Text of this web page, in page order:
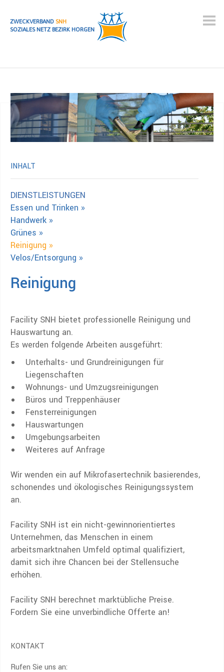
ZWECKVERBAND SNH
SOZIALES NETZ BEZIRK HORGEN
INHALT
DIENSTLEISTUNGEN
Essen und Trinken »
Handwerk »
Grünes »
Reinigung »
Velos/Entsorgung »
Reinigung
Facility SNH bietet professionelle Reinigung und
Hauswartung an.
Es werden folgende Arbeiten ausgeführt:
Unterhalts- und Grundreinigungen für
Liegenschaften
Wohnungs- und Umzugsreinigungen
Büros und Treppenhäuser
Fensterreinigungen
Hauswartungen
Umgebungsarbeiten
Weiteres auf Anfrage
Wir wenden ein auf Mikrofasertechnik basierendes,
schonendes und ökologisches Reinigungssystem
an.
Facility SNH ist ein nicht-gewinnorientiertes
Unternehmen, das Menschen in einem
arbeitsmarktnahen Umfeld optimal qualifiziert,
damit sich ihre Chancen bei der Stellensuche
erhöhen.
Facility SNH berechnet marktübliche Preise.
Fordern Sie eine unverbindliche Offerte an!
KONTAKT
Rufen Sie uns an: